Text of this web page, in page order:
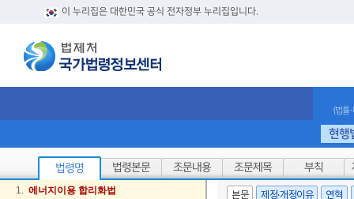
이 누리집은 대한민국 공식 전자정부 누리집입니다.
(법률
현행
법령명 법령본문 조문내용 조문제목 부칙
1. 에너지 이용 합리 화법
본문 제정·개정이유 연혁